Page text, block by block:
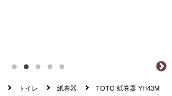
トイレ 紙巻器 TOTO 紙巻器 YH43M